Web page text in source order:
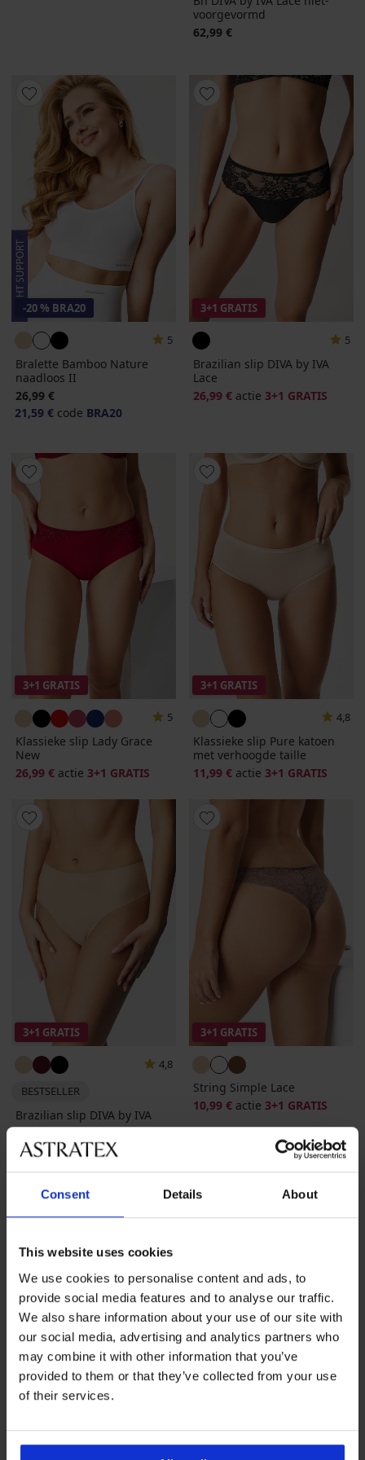
Consent Details About
This website uses cookies
We use cookies to personalise content and ads, to
provide social media features and to analyse our traffic.
We also share information about your use of our site with
our social media, advertising and analytics partners who
may combine it with other information that you’ve
provided to them or that they’ve collected from your use
of their services.
voorgevormd
62,99 €
-20 % BRA20
5
Bralette Bamboo Nature
naadloos II
26,99 €
21,59 € code BRA20
3+1 GRATIS
5
Brazilian slip DIVA by IVA
Lace
26,99 € actie 3+1 GRATIS
3+1 GRATIS
5
Klassieke slip Lady Grace
New
26,99 € actie 3+1 GRATIS
3+1 GRATIS
4,8
Klassieke slip Pure katoen
met verhoogde taille
11,99 € actie 3+1 GRATIS
3+1 GRATIS
4,8
BESTSELLER
Brazilian slip DIVA by IVA
20,99 €actie 3+1 GRATIS
3+1 GRATIS
String Simple Lace
10,99 € actie 3+1 GRATIS
Body DIVA by IVA Lace
Onzichtbaar shirt onder